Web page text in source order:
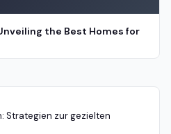
the Best Homes for
Strategien zur gezielten